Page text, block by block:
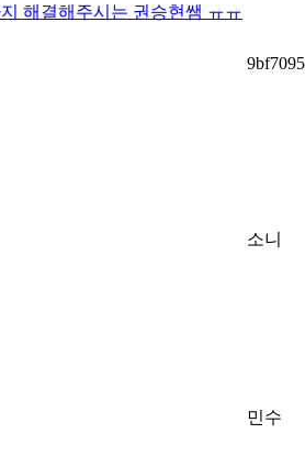
해결해주시는 권승현쌤 ㅠㅠ
소니
민수